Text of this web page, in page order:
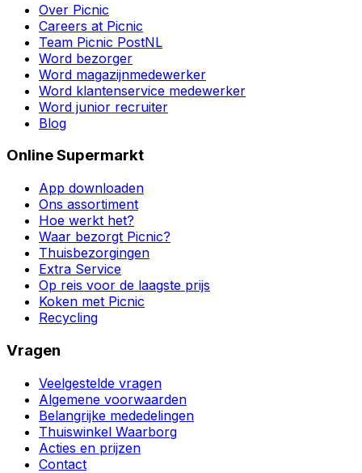
Over Picnic
Careers at Picnic
Team Picnic PostNL
Word bezorger
Word magazijnmedewerker
Word klantenservice medewerker
Word junior recruiter
Blog
Online Supermarkt
App downloaden
Ons assortiment
Hoe werkt het?
Waar bezorgt Picnic?
Thuisbezorgingen
Extra Service
Op reis voor de laagste prijs
Koken met Picnic
Recycling
Vragen
Veelgestelde vragen
Algemene voorwaarden
Belangrijke mededelingen
Thuiswinkel Waarborg
Acties en prijzen
Contact